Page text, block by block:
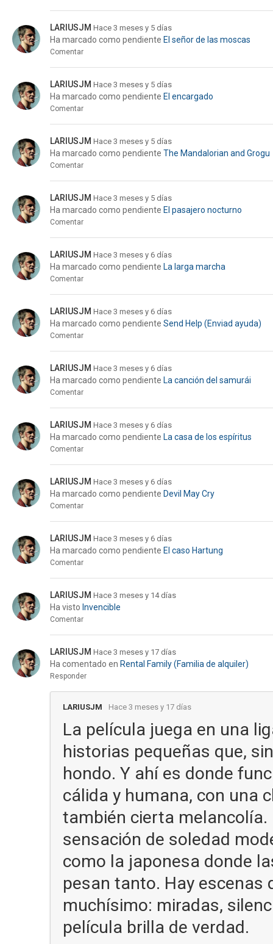
LARIUSJM Hace 3 meses y 5 días
Ha marcado como pendiente El señor de las moscas
Comentar
LARIUSJM Hace 3 meses y 5 días
Ha marcado como pendiente El encargado
Comentar
LARIUSJM Hace 3 meses y 5 días
Ha marcado como pendiente The Mandalorian and Grogu
Comentar
LARIUSJM Hace 3 meses y 5 días
Ha marcado como pendiente El pasajero nocturno
Comentar
LARIUSJM Hace 3 meses y 6 días
Ha marcado como pendiente La larga marcha
Comentar
LARIUSJM Hace 3 meses y 6 días
Ha marcado como pendiente Send Help (Enviad ayuda)
Comentar
LARIUSJM Hace 3 meses y 6 días
Ha marcado como pendiente La canción del samurái
Comentar
LARIUSJM Hace 3 meses y 6 días
Ha marcado como pendiente La casa de los espíritus
Comentar
LARIUSJM Hace 3 meses y 6 días
Ha marcado como pendiente Devil May Cry
Comentar
LARIUSJM Hace 3 meses y 6 días
Ha marcado como pendiente El caso Hartung
Comentar
LARIUSJM Hace 3 meses y 14 días
Ha visto Invencible
Comentar
LARIUSJM Hace 3 meses y 17 días
Ha comentado en Rental Family (Familia de alquiler)
Responder
LARIUSJM Hace 3 meses y 17 días
La película juega en una
historias pequeñas que,
hondo. Y ahí es donde
cálida y humana, con una
también cierta
sensación de soledad
como la japonesa donde
pesan tanto. Hay escenas
muchísimo: miradas,
película brilla de verdad.